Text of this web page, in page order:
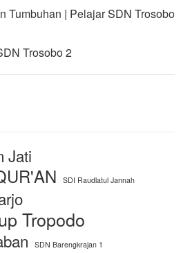
Tumbuhan | Pelajar SDN Trosobo
Trosobo 2
Jati
SDI Raudlatul Jannah
Tropodo
SDN Barengkrajan 1